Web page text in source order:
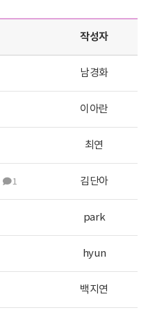
작성자
남경화
이아란
최연
1 김단아
park
hyun
백지연